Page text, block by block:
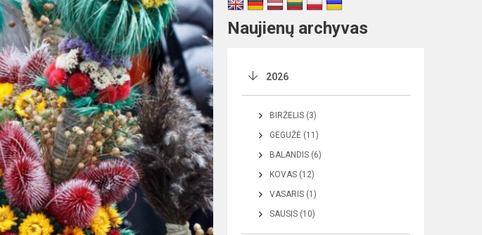
Naujienų archyvas
2026
BIRŽELIS (3)
GEGUŽĖ (11)
BALANDIS (6)
KOVAS (12)
VASARIS (1)
SAUSIS (10)